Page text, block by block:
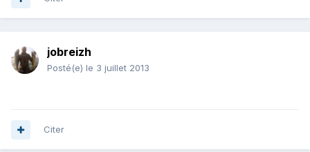
jobreizh
Posté(e) le 3 juillet 2013
Citer